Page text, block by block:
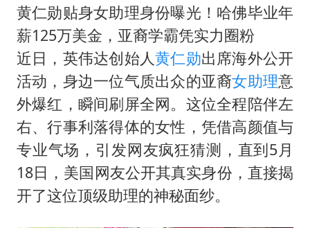
胡彦斌韩磊 谁帮谁
胡彦斌获《歌手2026》歌王
名创优品回应女子吐槽内裤质量差
秋天的第一杯奶茶到底有多火
38岁演员求职万岁山NPC成功
国防部：中国军队坚决反制任何闹海挑衅图谋
我国外贸延续良好增长态势
夯实基础开新局
黄仁勋贴身女助理身份曝光！哈佛毕业年
薪125万美金，亚裔学霸凭实力圈粉
近日，英伟达创始人黄仁勋出席海外公开
活动，身边一位气质出众的亚裔女助理意
外爆红，瞬间刷屏全网。这位全程陪伴左
右、行事利落得体的女性，凭借高颜值与
专业气场，引发网友疯狂猜测，直到5月
18日，美国网友公开其真实身份，直接揭
开了这位顶级助理的神秘面纱。